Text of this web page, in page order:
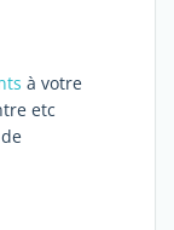
à votre
etc